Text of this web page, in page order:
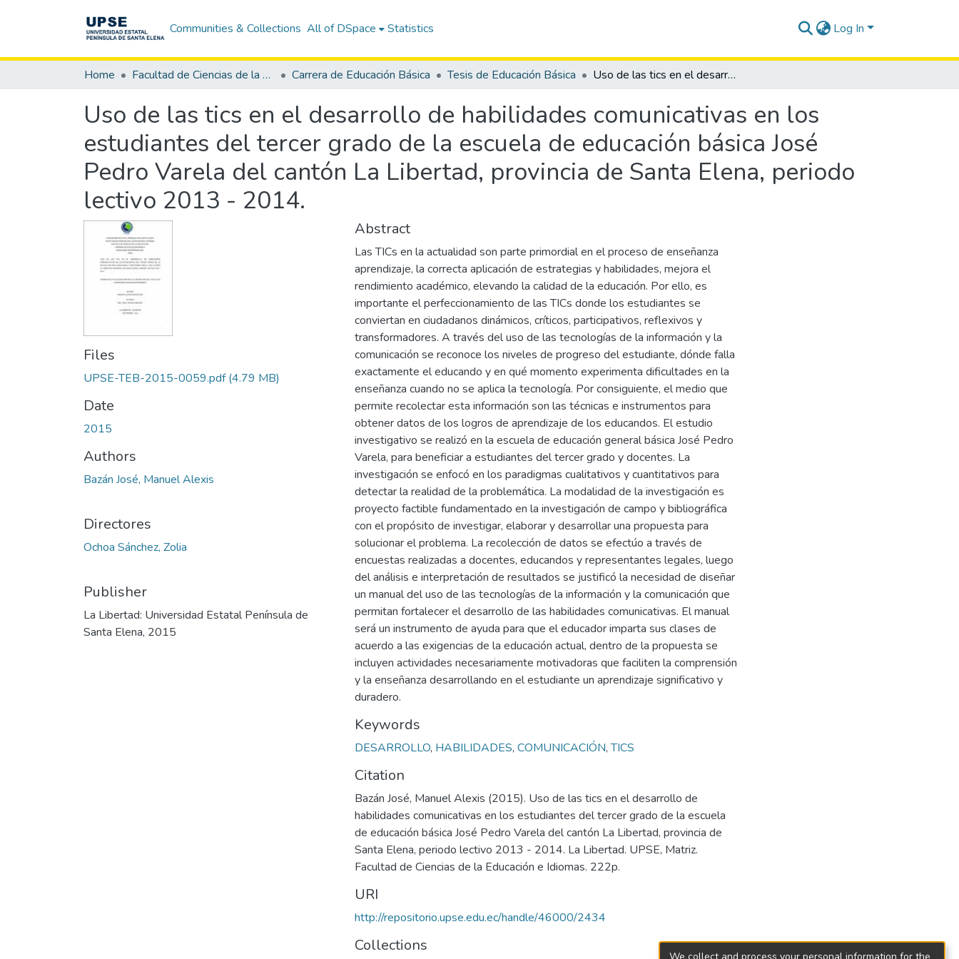
Communities & Collections All of DSpace Statistics Log In
Home Facultad de Ciencias de la Educación e Idiomas Carrera de Educación Básica Tesis de Educación Básica Uso de las tics en el desarrollo de habilidades comunicativas en los estudiantes del tercer grado de la escuela de educación básica José Pedro Varela del cantón La Libertad, provincia de Santa Elena, periodo lectivo 2013 - 2014.
Uso de las tics en el desarrollo de habilidades comunicativas en los
estudiantes del tercer grado de la escuela de educación básica José
Pedro Varela del cantón La Libertad, provincia de Santa Elena, periodo
lectivo 2013 - 2014.
Files
UPSE-TEB-2015-0059.pdf(4.79 MB)
Date
2015
Authors
Bazán José, Manuel Alexis
Directores
Ochoa Sánchez, Zolia
Publisher
La Libertad: Universidad Estatal Península de
Santa Elena, 2015
Abstract
Las TICs en la actualidad son parte primordial en el proceso de enseñanza
aprendizaje, la correcta aplicación de estrategias y habilidades, mejora el
rendimiento académico, elevando la calidad de la educación. Por ello, es
importante el perfeccionamiento de las TICs donde los estudiantes se
conviertan en ciudadanos dinámicos, críticos, participativos, reflexivos y
transformadores. A través del uso de las tecnologías de la información y la
comunicación se reconoce los niveles de progreso del estudiante, dónde falla
exactamente el educando y en qué momento experimenta dificultades en la
enseñanza cuando no se aplica la tecnología. Por consiguiente, el medio que
permite recolectar esta información son las técnicas e instrumentos para
obtener datos de los logros de aprendizaje de los educandos. El estudio
investigativo se realizó en la escuela de educación general básica José Pedro
Varela, para beneficiar a estudiantes del tercer grado y docentes. La
investigación se enfocó en los paradigmas cualitativos y cuantitativos para
detectar la realidad de la problemática. La modalidad de la investigación es
proyecto factible fundamentado en la investigación de campo y bibliográfica
con el propósito de investigar, elaborar y desarrollar una propuesta para
solucionar el problema. La recolección de datos se efectúo a través de
encuestas realizadas a docentes, educandos y representantes legales, luego
del análisis e interpretación de resultados se justificó la necesidad de diseñar
un manual del uso de las tecnologías de la información y la comunicación que
permitan fortalecer el desarrollo de las habilidades comunicativas. El manual
será un instrumento de ayuda para que el educador imparta sus clases de
acuerdo a las exigencias de la educación actual, dentro de la propuesta se
incluyen actividades necesariamente motivadoras que faciliten la comprensión
y la enseñanza desarrollando en el estudiante un aprendizaje significativo y
duradero.
Keywords
DESARROLLO, HABILIDADES, COMUNICACIÓN,TICS
Citation
Bazán José, Manuel Alexis (2015). Uso de las tics en el desarrollo de
habilidades comunicativas en los estudiantes del tercer grado de la escuela
de educación básica José Pedro Varela del cantón La Libertad, provincia de
Santa Elena, periodo lectivo 2013 - 2014. La Libertad. UPSE, Matriz.
Facultad de Ciencias de la Educación e Idiomas. 222p.
URI
http://repositorio.upse.edu.ec/handle/46000/2434
Collections